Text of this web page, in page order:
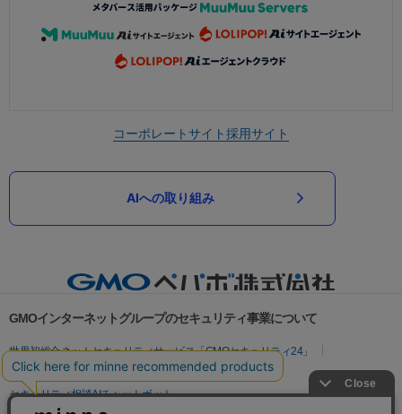
コーポレートサイト採用サイト
AIへの取り組み
GMOインターネットグループのセキュリティ事業について
世界初総合ネットセキュリティサービス「GMOセキュリティ24」
パスワード漏洩診断
Webサイトリスク診断
セキュリティ相談AIチャットボット